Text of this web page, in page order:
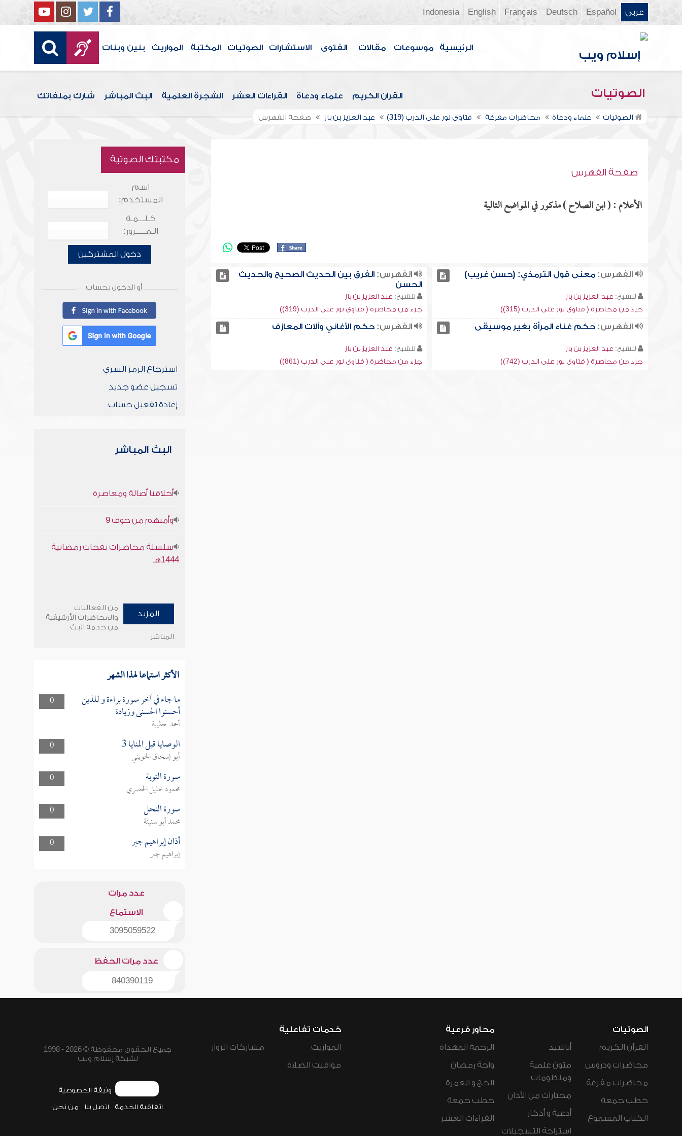
عربي Español
Deutsch
Français
English
Indonesia
الرئيسية موسوعات مقالات الفتوى الاستشارات الصوتيات المكتبة المواريث بنين وبنات
الصوتيات القرآن الكريم علماء ودعاة القراءات العشر الشجرة العلمية البث المباشر شارك بملفاتك
الصوتيات علماء ودعاة محاضرات مفرغة فتاوى نور على الدرب (319) عبد العزيز بن باز صفحة الفهرس
صفحة الفهرس
الأعلام : ( ابن الصلاح ) مذكور في المواضع التالية
الفهرس:معنى قول الترمذي: (حسن غريب)
للشيخ: عبد العزيز بن باز
جزء من محاضرة ( فتاوى نور على الدرب (315))
الفهرس: الفرق بين الحديث الصحيح والحديث
الحسن
للشيخ: عبد العزيز بن باز
جزء من محاضرة ( فتاوى نور على الدرب (319))
الفهرس:حكم غناء المرأة بغير موسيقى
للشيخ: عبد العزيز بن باز
جزء من محاضرة ( فتاوى نور على الدرب (742))
الفهرس: حكم الأغاني وآلات المعازف
للشيخ: عبد العزيز بن باز
جزء من محاضرة ( فتاوى نور على الدرب (861))
مكتبتك الصوتية
اسم
المستخدم:
كـلـــمـة
الـمـــــرور:
دخول المشتركين
أو الدخول بحساب
استرجاع الرمز السري
تسجيل عضو جديد
إعادة تفعيل حساب
البث المباشر
أخلاقنا أصالة ومعاصرة
وأمنهم من خوف 9
سلسلة محاضرات نفحات رمضانية
1444هـ
المزيد
من الفعاليات
والمحاضرات الأرشيفية
من خدمة البث
المباشر
الأكثر استماعا لهذا الشهر
0 ما جاء في آخر سورة براءة و للذين
أحسنوا الحسنى وزيادة
أحمد حطيبة
0
الوصايا قبل المنايا 3
أبو إسحاق الحويني
0
سورة التوبة
محمود خليل الحصري
0
سورة النحل
محمد أبو سنينة
0
أذان إبراهيم جبر
إبراهيم جبر
عدد مرات
الاستماع
3095059522
عدد مرات الحفظ
840390119
الصوتيات
القرآن الكريم
محاضرات ودروس
محاضرات مفرغة
خطب جمعة
الكتاب المسموع
أناشيد
متون علمية
ومنظومات
مختارات من الأذان
أدعية و أذكار
استراحة التسجيلات
محاور فرعية
الرحمة المهداة
واحة رمضان
الحج و العمرة
خطب جمعة
القراءات العشر
خدمات تفاعلية
المواريث
مواقيت الصلاة
مشاركات الزوار
جميع الحقوق محفوظة © 2026 - 1998
لشبكة إسلام ويب
وثيقة الخصوصية
اتفاقية الخدمة اتصل بنا من نحن